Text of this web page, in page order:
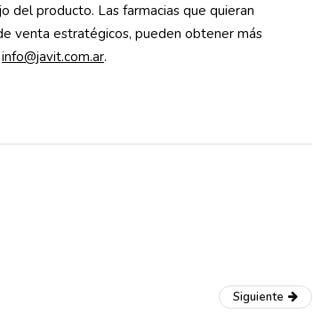
del producto. Las farmacias que quieran
venta estratégicos, pueden obtener más
info@javit.com.ar.
Siguiente